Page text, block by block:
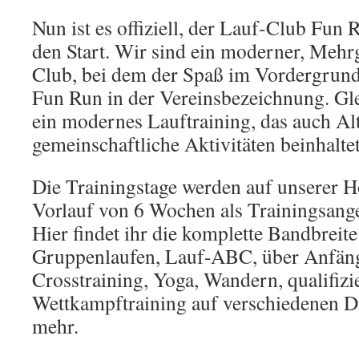
Nun ist es offiziell, der Lauf-Club Fun
den Start. Wir sind ein moderner,
Club, bei dem der Spaß im
Fun Run in der Vereinsbezeichnung.
ein modernes Lauftraining, das auch
gemeinschaftliche Aktivitäten
Die Trainingstage werden auf unserer
Vorlauf von 6 Wochen als
Hier findet ihr die komplette
Gruppenlaufen, Lauf-ABC, über
Crosstraining, Yoga, Wandern,
Wettkampftraining auf verschiedenen
mehr.